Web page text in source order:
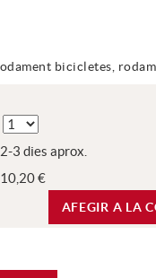
bicicletes,
2-3 dies aprox.
10,20 €
AFEGIR A LA